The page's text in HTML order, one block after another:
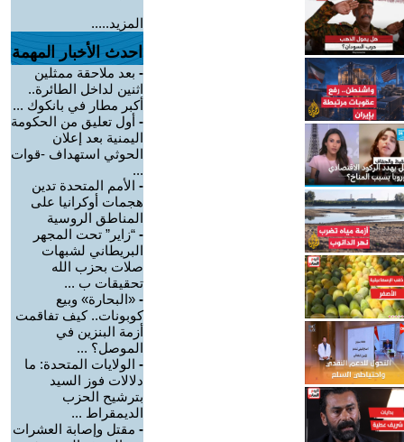
المزيد.....
احدث الأخبار المهمة
- بعد ملاحقة ممثلين
اثنين لداخل الطائرة..
أكبر مطار في بانكوك ...
- أول تعليق من الحكومة
اليمنية بعد إعلان
الحوثي استهداف -قوات
...
- الأمم المتحدة تدين
هجمات أوكرانيا على
المناطق الروسية
- “زاير” تحت المجهر
البريطاني لشبهات
صلات بحزب الله
تحقيقات ب ...
- «البحارة» وبيع
كوبونات.. كيف تفاقمت
أزمة البنزين في
الموصل؟ ...
- الولايات المتحدة: ما
دلالات فوز السيد
بترشيح الحزب
الديمقراط ...
- مقتل وإصابة العشرات